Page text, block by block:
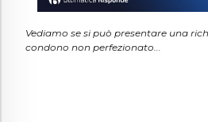
Vediamo se si può presentare una
condono non perfezionato...